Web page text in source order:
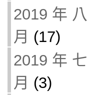
2019 年 八
月 (17)
2019 年 七
月 (3)